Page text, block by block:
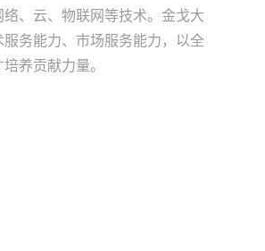
、云、物联网等技术。金戈大
务能力、市场服务能力，以全
养贡献力量。